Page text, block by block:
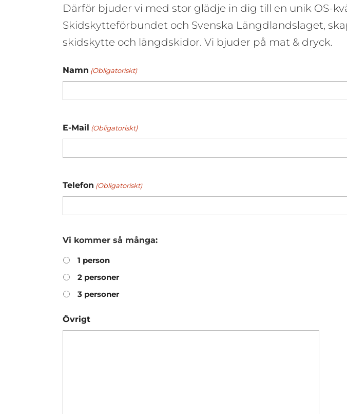
Därför bjuder vi med stor glädje in dig till en unik OS-
Skidskytteförbundet och Svenska Längdlandslaget,
skidskytte och längdskidor. Vi bjuder på mat & dryck.
Namn (Obligatoriskt)
E-Mail (Obligatoriskt)
Telefon (Obligatoriskt)
Vi kommer så många:
1 person
2 personer
3 personer
Övrigt